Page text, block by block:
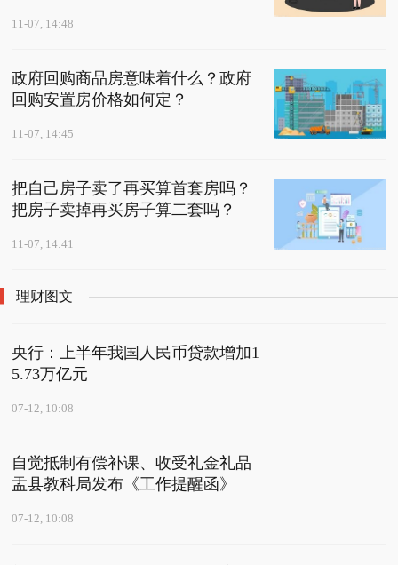
11-07, 14:48
政府回购商品房意味着什么？政府
回购安置房价格如何定？
11-07, 14:45
把自己房子卖了再买算首套房吗？
把房子卖掉再买房子算二套吗？
11-07, 14:41
理财图文
央行：上半年我国人民币贷款增加1
5.73万亿元
07-12, 10:08
自觉抵制有偿补课、收受礼金礼品
盂县教科局发布《工作提醒函》
07-12, 10:08